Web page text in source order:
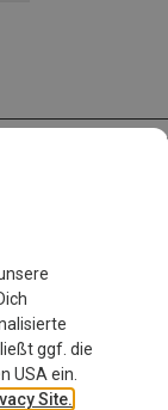
ggf. die
USA ein.
Site.